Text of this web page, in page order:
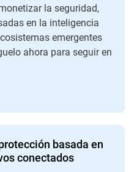
la seguridad,
en la inteligencia
emergentes
ahora para seguir en
basada en
conectados